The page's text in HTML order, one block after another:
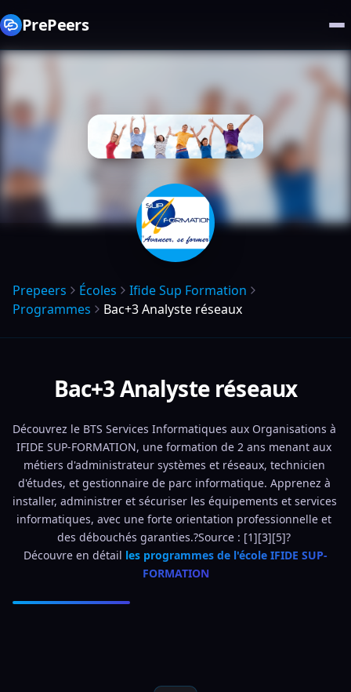
PrePeers
Prepeers Écoles
Ifide Sup Formation
Programmes
Bac+3 Analyste réseaux
Bac+3 Analyste réseaux
Découvrez le BTS Services Informatiques aux Organisations à
IFIDE SUP-FORMATION, une formation de 2 ans menant aux
métiers d'administrateur systèmes et réseaux, technicien
d'études, et gestionnaire de parc informatique. Apprenez à
installer, administrer et sécuriser les équipements et services
informatiques, avec une forte orientation professionnelle et
des débouchés garanties.?Source : [1][3][5]?
Découvre en détail les programmes de l'école IFIDE SUP-
FORMATION